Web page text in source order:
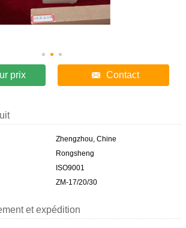
prix Contact
Zhengzhou, Chine
Rongsheng
ISO9001
ZM-17/20/30
et expédition